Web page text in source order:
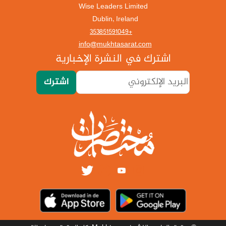
Wise Leaders Limited
Dublin, Ireland
+353851591049
info@mukhtasarat.com
اشترك في النشرة الإخبارية
اشترك